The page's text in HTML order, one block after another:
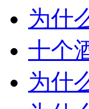
为什
十个
为什